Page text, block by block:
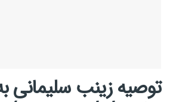
توصیه زینب سلیمانی